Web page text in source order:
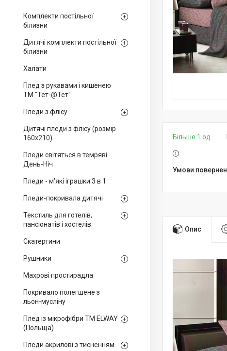
Комплекти постільної
білизни
Дитячі комплекти постільної
білизни
Халати
Плед з рукавами і кишенею
ТМ "Тет-@Тет"
Пледи з флісу
Дитячі пледи з флісу (розмір
160х210)
Пледи світяться в темряві
День-Ніч
Пледи - м'які іграшки 3 в 1
Пледи-покривала дитячі
Текстиль для готелів,
пансіонатів і хостелів.
Скатертини
Рушники
Махрові простирадла
Покривало полегшене з
льон-мусліну
Плед із мікрофібри ТМ ELWAY
(Польща)
Пледи акрилові з тисненням
Більше 1 од.
Опис